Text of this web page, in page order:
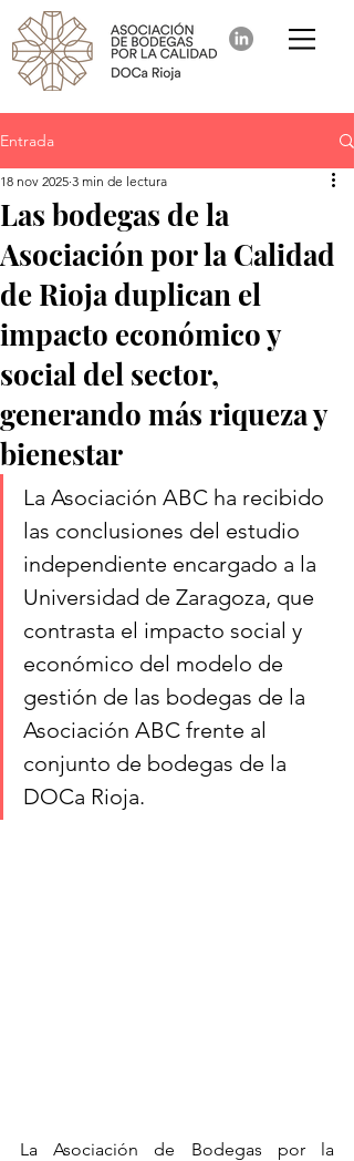
Entrada
Las bodegas de la
Asociación por la Calidad
de Rioja duplican el
impacto económico y
social del sector,
generando más riqueza y
bienestar
18 nov 2025 3 min de lectura
La Asociación ABC ha recibido
las conclusiones del estudio
independiente encargado a la
Universidad de Zaragoza, que
contrasta el impacto social y
económico del modelo de
gestión de las bodegas de la
Asociación ABC frente al
conjunto de bodegas de la
DOCa Rioja.
La Asociación de Bodegas por la